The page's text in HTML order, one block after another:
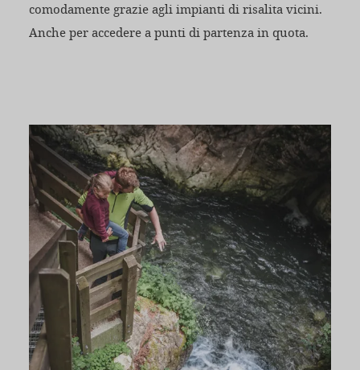
comodamente grazie agli impianti di risalita vicini.
Anche per accedere a punti di partenza in quota.